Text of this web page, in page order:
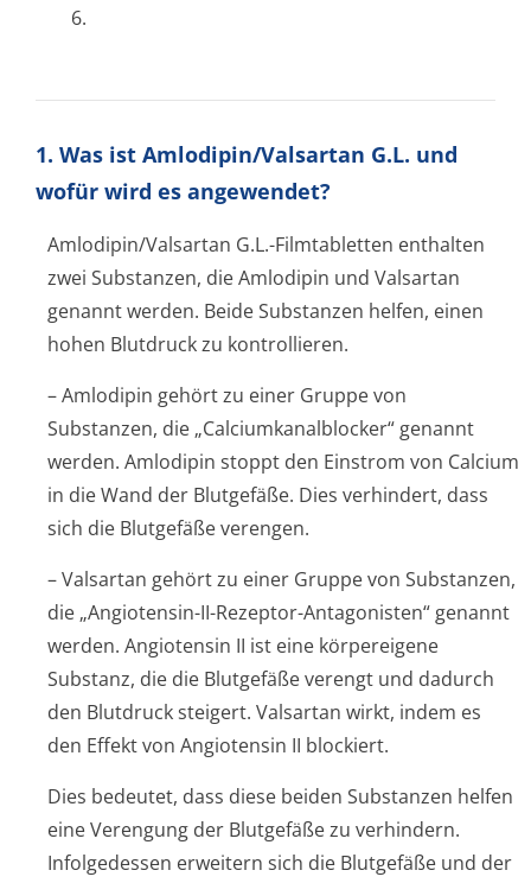
6.
1. Was ist Amlodipin/Valsartan G.L. und
wofür wird es angewendet?
Amlodipin/Valsartan G.L.-Filmtabletten enthalten
zwei Substanzen, die Amlodipin und Valsartan
genannt werden. Beide Substanzen helfen, einen
hohen Blutdruck zu kontrollieren.
– Amlodipin gehört zu einer Gruppe von
Substanzen, die „Calciumkanal­blocker“ genannt
werden. Amlodipin stoppt den Einstrom von Calcium
in die Wand der Blutgefäße. Dies verhindert, dass
sich die Blutgefäße verengen.
– Valsartan gehört zu einer Gruppe von Substanzen,
die „Angiotensin-II-Rezeptor-Antagonisten“ genannt
werden. Angiotensin II ist eine körpereigene
Substanz, die die Blutgefäße verengt und dadurch
den Blutdruck steigert. Valsartan wirkt, indem es
den Effekt von Angiotensin II blockiert.
Dies bedeutet, dass diese beiden Substanzen helfen
eine Verengung der Blutgefäße zu verhindern.
Infolgedessen erweitern sich die Blutgefäße und der